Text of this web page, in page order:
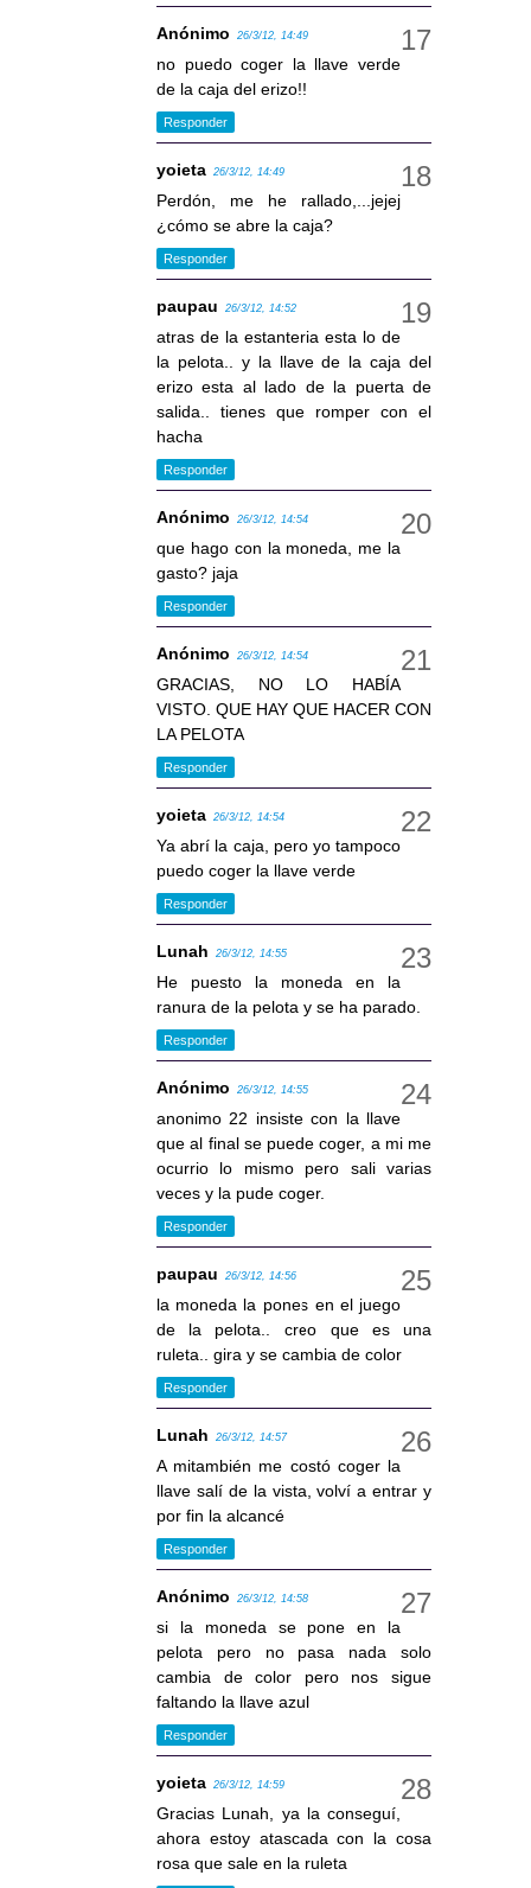
Anónimo 26/3/12, 14:49
no puedo coger la llave verde
de la caja del erizo!!
Responder
yoieta 26/3/12, 14:49
Perdón, me he rallado,...jejej
¿cómo se abre la caja?
Responder
paupau 26/3/12, 14:52
atras de la estanteria esta lo de
la pelota.. y la llave de la caja del
erizo esta al lado de la puerta de
salida.. tienes que romper con el
hacha
Responder
Anónimo 26/3/12, 14:54
que hago con la moneda, me la
gasto? jaja
Responder
Anónimo 26/3/12, 14:54
GRACIAS, NO LO HABÍA
VISTO. QUE HAY QUE HACER CON
LA PELOTA
Responder
yoieta 26/3/12, 14:54
Ya abrí la caja, pero yo tampoco
puedo coger la llave verde
Responder
Lunah 26/3/12, 14:55
He puesto la moneda en la
ranura de la pelota y se ha parado.
Responder
Anónimo 26/3/12, 14:55
anonimo 22 insiste con la llave
que al final se puede coger, a mi me
ocurrio lo mismo pero sali varias
veces y la pude coger.
Responder
paupau 26/3/12, 14:56
la moneda la pones en el juego
de la pelota.. creo que es una
ruleta.. gira y se cambia de color
Responder
Lunah 26/3/12, 14:57
A mitambién me costó coger la
llave salí de la vista, volví a entrar y
por fin la alcancé
Responder
Anónimo 26/3/12, 14:58
si la moneda se pone en la
pelota pero no pasa nada solo
cambia de color pero nos sigue
faltando la llave azul
Responder
yoieta 26/3/12, 14:59
Gracias Lunah, ya la conseguí,
ahora estoy atascada con la cosa
rosa que sale en la ruleta